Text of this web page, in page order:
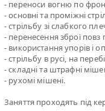
- переноси вогню по
- основні та проміжні
- стрільбу зі слабкого
- перенесення зброї
- використання упорів і
- стрільбу в русі, на
- складні та штрафні
- рухомі мішені.
Заняття проходять під